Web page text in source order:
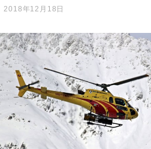
2018年12月18日